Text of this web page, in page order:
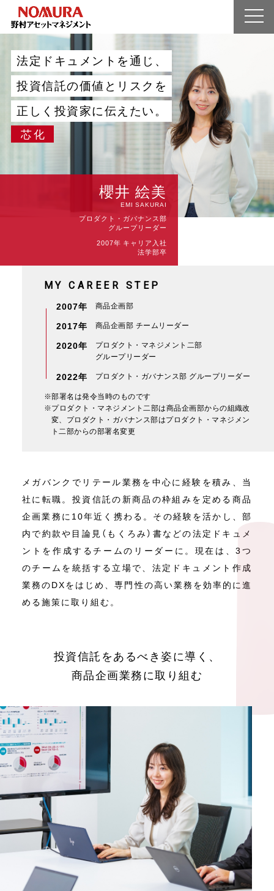
シン化とは?
業界を知る
人を知る
募集要項
エントリー
法定 ド キ ュ メ ン ト を通 じ 、
投資信託の価値 と リ ス ク を
正 し く 投資家に伝え たい。
芯化
櫻井 絵美
EMI SAKURAI
プロダクト・ガバナンス部
グループリーダー
2007年 キャリア入社
法学部卒
MY CAREER STEP
2007年 商品企画部
2017年 商品企画部 チームリーダー
2020年
プロダクト・マネジメント二部
グループリーダー
2022年
プロダクト・ガバナンス部 グループリーダー
※部署名は発令当時のものです
※プロダクト・マネジメント二部は商品企画部からの組織改
変、プロダクト・ガバナンス部はプロダクト・マネジメン
ト二部からの部署名変更
メガバンクでリテール業務を中心に経験を積み、当
社に転職。投資信託の新商品の枠組みを定める商品
企画業務に10年近く携わる。その経験を活かし、部
内で約款や目論見（もくろみ）書などの法定ドキュメ
ントを作成するチームのリーダーに。現在は、3つ
のチームを統括する立場で、法定ドキュメント作成
業務のDXをはじめ、専門性の高い業務を効率的に進
める施策に取り組む。
投資信託をあるべき姿に導く、
商品企画業務に取り組む